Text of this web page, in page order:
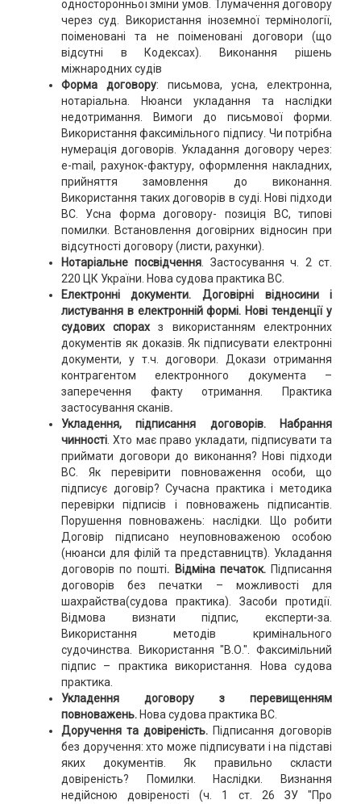
односторонньої зміни умов. Тлумачення договору
через суд. Використання іноземної термінології,
поіменовані та не поіменовані договори (що
відсутні в Кодексах). Виконання рішень
міжнародних судів
Форма договору: письмова, усна, електронна,
нотаріальна. Нюанси укладання та наслідки
недотримання. Вимоги до письмової форми.
Використання факсимільного підпису. Чи потрібна
нумерація договорів. Укладання договору через:
е-mail, рахунок-фактуру, оформлення накладних,
прийняття замовлення до виконання.
Використання таких договорів в суді. Нові підходи
ВС. Усна форма договору- позиція ВС, типові
помилки. Встановлення договірних відносин при
відсутності договору (листи, рахунки).
Нотаріальне посвідчення. Застосування ч. 2 ст.
220 ЦК України. Нова судова практика ВС.
Електронні документи. Договірні відносини і
листування в електронній формі. Нові тенденції у
судових спорах з використанням електронних
документів як доказів. Як підписувати електронні
документи, у т.ч. договори. Докази отримання
контрагентом електронного документа –
заперечення факту отримання. Практика
застосування сканів.
Укладення, підписання договорів.
Набрання
чинності. Хто має право укладати, підписувати та
приймати договори до виконання? Нові підходи
ВС. Як перевірити повноваження особи, що
підписує договір? Сучасна практика і методика
перевірки підписів і повноважень підписантів.
Порушення повноважень: наслідки. Що робити
Договір підписано неуповноваженою особою
(нюанси для філій та представництв). Укладання
договорів по пошті. Відміна печаток.Підписання
договорів без печатки – можливості для
шахрайства(судова практика). Засоби протидії.
Відмова визнати підпис, експерти-за.
Використання методів кримінального
судочинства. Використання "В.О.". Факсимільний
підпис – практика використання. Нова судова
практика.
Укладення договору з перевищенням
повноважень.Нова судова практика ВС.
Доручення та довіреність. Підписання договорів
без доручення: хто може підписувати і на підставі
яких документів. Як правильно скласти
довіреність? Помилки. Наслідки. Визнання
недійсною довіреності (ч. 1 ст. 26 ЗУ "Про